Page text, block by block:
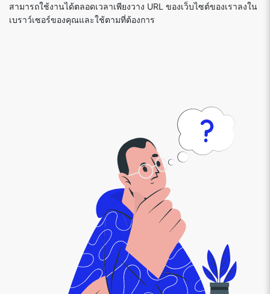
สามารถใช้งานได้ตลอดเวลาเพียงวาง URL ของเว็บไซต์ของเราลงใน
เบราว์เซอร์ของคุณและใช้ตามที่ต้องการ